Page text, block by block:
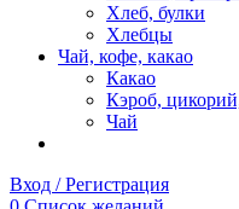
Хлеб, булки
Хлебцы
Чай, кофе, какао
Какао
Кэроб,
Чай
Вход / Регистрация